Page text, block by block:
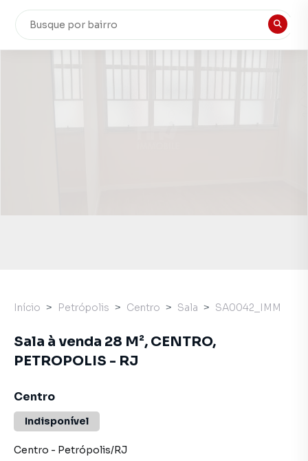
Início Petrópolis Centro Sala SA0042_IMM
Sala à venda 28 M², CENTRO,
PETROPOLIS - RJ
Centro
Indisponível
Centro - Petrópolis/RJ